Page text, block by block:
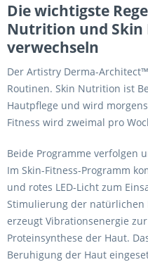
Die wichtigste
Nutrition und Skin
verwechseln
Der Artistry Derma-
Routinen. Skin Nutrition ist
Hautpflege und wird
Fitness wird zweimal pro
Beide Programme verfolgen
Im Skin-Fitness-Programm
und rotes LED-Licht zum
Stimulierung der natürlichen
erzeugt Vibrationsenergie
Proteinsynthese der Haut.
Beruhigung der Haut